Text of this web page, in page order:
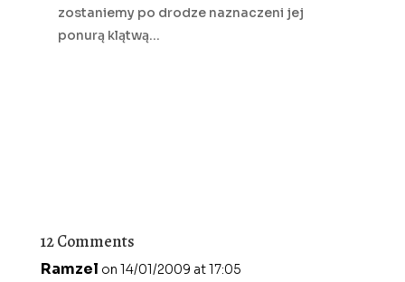
zostaniemy po drodze naznaczeni jej
ponurą klątwą…
12 Comments
Ramzel on 14/01/2009 at 17:05